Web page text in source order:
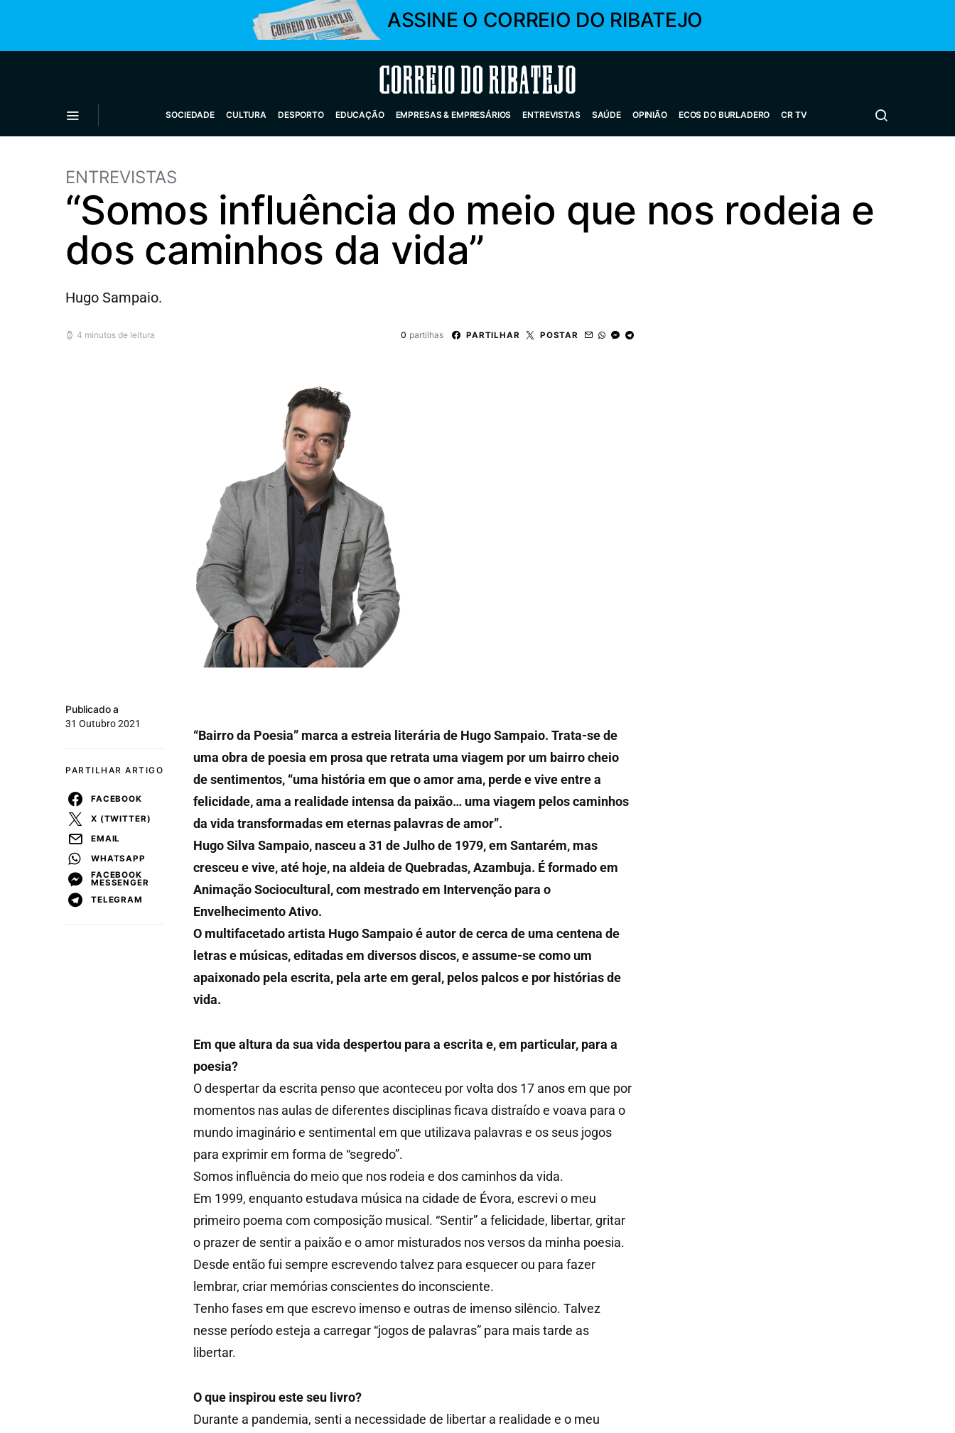
ASSINE O CORREIO DO RIBATEJO
Correio do Ribatejo
SOCIEDADE CULTURA DESPORTO EDUCAÇÃO EMPRESAS & EMPRESÁRIOS ENTREVISTAS SAÚDE OPINIÃO ECOS DO BURLADERO CR TV
ENTREVISTAS
“Somos influência do meio que nos rodeia e
dos caminhos da vida”
Hugo Sampaio.
4 minutos de leitura 0 partilhas PARTILHAR POSTAR
Publicado a
31 Outubro 2021
PARTILHAR ARTIGO
FACEBOOK
X (TWITTER)
EMAIL
WHATSAPP
FACEBOOK
MESSENGER
TELEGRAM
“Bairro da Poesia” marca a estreia literária de Hugo Sampaio. Trata-se de
uma obra de poesia em prosa que retrata uma viagem por um bairro cheio
de sentimentos, “uma história em que o amor ama, perde e vive entre a
felicidade, ama a realidade intensa da paixão… uma viagem pelos caminhos
da vida transformadas em eternas palavras de amor”.
Hugo Silva Sampaio, nasceu a 31 de Julho de 1979, em Santarém, mas
cresceu e vive, até hoje, na aldeia de Quebradas, Azambuja. É formado em
Animação Sociocultural, com mestrado em Intervenção para o
Envelhecimento Ativo.
O multifacetado artista Hugo Sampaio é autor de cerca de uma centena de
letras e músicas, editadas em diversos discos, e assume-se como um
apaixonado pela escrita, pela arte em geral, pelos palcos e por histórias de
vida.
Em que altura da sua vida despertou para a escrita e, em particular, para a
poesia?
O despertar da escrita penso que aconteceu por volta dos 17 anos em que por
momentos nas aulas de diferentes disciplinas ficava distraído e voava para o
mundo imaginário e sentimental em que utilizava palavras e os seus jogos
para exprimir em forma de “segredo”.
Somos influência do meio que nos rodeia e dos caminhos da vida.
Em 1999, enquanto estudava música na cidade de Évora, escrevi o meu
primeiro poema com composição musical. “Sentir” a felicidade, libertar, gritar
o prazer de sentir a paixão e o amor misturados nos versos da minha poesia.
Desde então fui sempre escrevendo talvez para esquecer ou para fazer
lembrar, criar memórias conscientes do inconsciente.
Tenho fases em que escrevo imenso e outras de imenso silêncio. Talvez
nesse período esteja a carregar “jogos de palavras” para mais tarde as
libertar.
O que inspirou este seu livro?
Durante a pandemia, senti a necessidade de libertar a realidade e o meu